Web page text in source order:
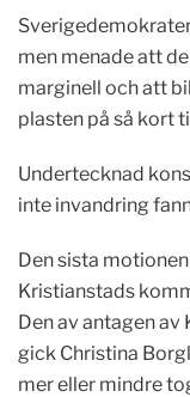
men menade att
marginell och att
plasten på så kort
Undertecknad
inte invandring
Den sista
Kristianstads
Den av antagen
gick Christina
mer eller mindre